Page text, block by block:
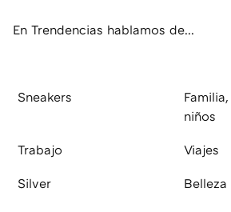
En Trendencias hablamos de...
Sneakers
niños
Trabajo Viajes
Silver Belleza